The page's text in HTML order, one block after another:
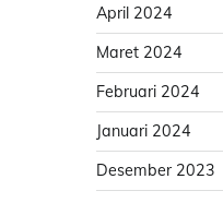
April 2024
Maret 2024
Februari 2024
Januari 2024
Desember 2023